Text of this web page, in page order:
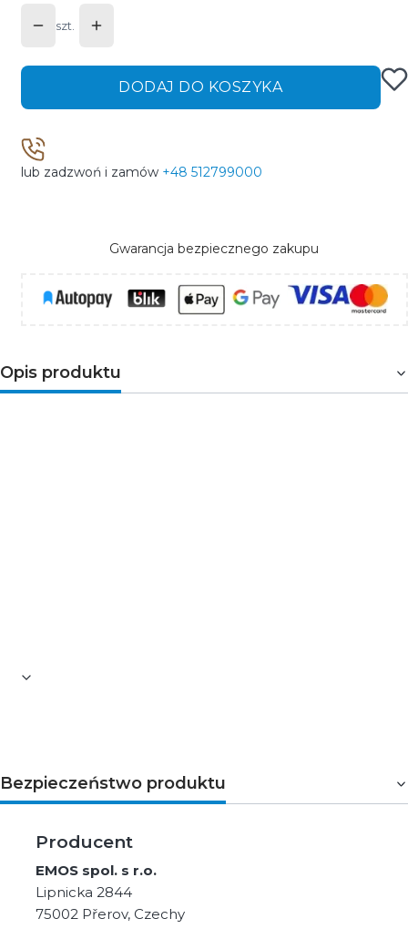
szt.
DODAJ DO KOSZYKA
lub zadzwoń i zamów +48 512799000
Gwarancja bezpiecznego zakupu
Opis produktu
Bezpieczeństwo produktu
Producent
EMOS spol. s r.o.
Lipnicka 2844
75002 Přerov, Czechy